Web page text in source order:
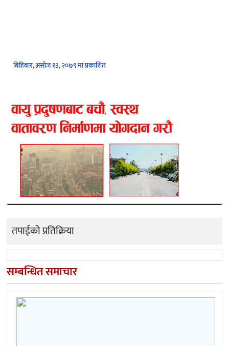
बिहिबार, असोज १३, २०७९ मा प्रकाशित
तपाईको प्रतिक्रिया
सम्बन्धित समाचार